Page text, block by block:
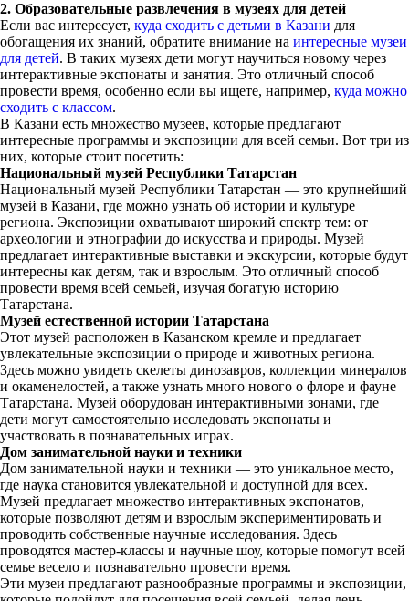
2. Образовательные развлечения в музеях для детей
Если вас интересует, куда сходить с детьми в Казани для
обогащения их знаний, обратите внимание на интересные музеи
для детей. В таких музеях дети могут научиться новому через
интерактивные экспонаты и занятия. Это отличный способ
провести время, особенно если вы ищете, например, куда можно
сходить с классом.
В Казани есть множество музеев, которые предлагают
интересные программы и экспозиции для всей семьи. Вот три из
них, которые стоит посетить:
Национальный музей Республики Татарстан
Национальный музей Республики Татарстан — это крупнейший
музей в Казани, где можно узнать об истории и культуре
региона. Экспозиции охватывают широкий спектр тем: от
археологии и этнографии до искусства и природы. Музей
предлагает интерактивные выставки и экскурсии, которые будут
интересны как детям, так и взрослым. Это отличный способ
провести время всей семьей, изучая богатую историю
Татарстана.
Музей естественной истории Татарстана
Этот музей расположен в Казанском кремле и предлагает
увлекательные экспозиции о природе и животных региона.
Здесь можно увидеть скелеты динозавров, коллекции минералов
и окаменелостей, а также узнать много нового о флоре и фауне
Татарстана. Музей оборудован интерактивными зонами, где
дети могут самостоятельно исследовать экспонаты и
участвовать в познавательных играх.
Дом занимательной науки и техники
Дом занимательной науки и техники — это уникальное место,
где наука становится увлекательной и доступной для всех.
Музей предлагает множество интерактивных экспонатов,
которые позволяют детям и взрослым экспериментировать и
проводить собственные научные исследования. Здесь
проводятся мастер-классы и научные шоу, которые помогут всей
семье весело и познавательно провести время.
Эти музеи предлагают разнообразные программы и экспозиции,